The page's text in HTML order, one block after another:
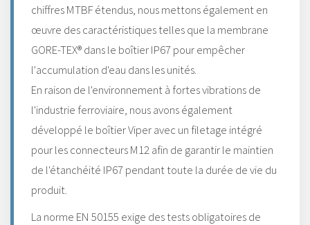
chiffres MTBF étendus, nous mettons également en
œuvre des caractéristiques telles que la membrane
GORE-TEX® dans le boîtier IP67 pour empêcher
l'accumulation d'eau dans les unités.
En raison de l'environnement à fortes vibrations de
l'industrie ferroviaire, nous avons également
développé le boîtier Viper avec un filetage intégré
pour les connecteurs M12 afin de garantir le maintien
de l'étanchéité IP67 pendant toute la durée de vie du
produit.
La norme EN 50155 exige des tests obligatoires de